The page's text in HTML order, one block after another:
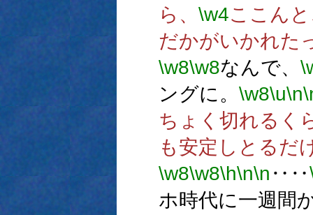
ら、 \w4ここん
だかがいかれた
\w8\w8なんで、
ングに。 \w8\u\n
ちょく切れるく
も安定しとるだ
\w8\w8\h\n\n ‥‥
ホ時代に一週間